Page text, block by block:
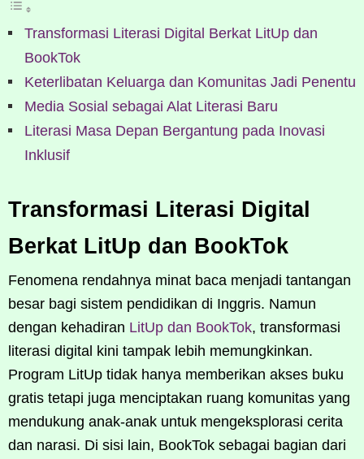
Transformasi Literasi Digital Berkat LitUp dan
BookTok
Keterlibatan Keluarga dan Komunitas Jadi Penentu
Media Sosial sebagai Alat Literasi Baru
Literasi Masa Depan Bergantung pada Inovasi
Inklusif
Transformasi Literasi Digital
Berkat LitUp dan BookTok
Fenomena rendahnya minat baca menjadi tantangan
besar bagi sistem pendidikan di Inggris. Namun
dengan kehadiran LitUp dan BookTok, transformasi
literasi digital kini tampak lebih memungkinkan.
Program LitUp tidak hanya memberikan akses buku
gratis tetapi juga menciptakan ruang komunitas yang
mendukung anak-anak untuk mengeksplorasi cerita
dan narasi. Di sisi lain, BookTok sebagai bagian dari